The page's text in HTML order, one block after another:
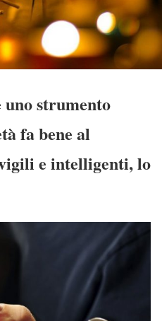
strumento
fa bene al
e intelligenti, lo